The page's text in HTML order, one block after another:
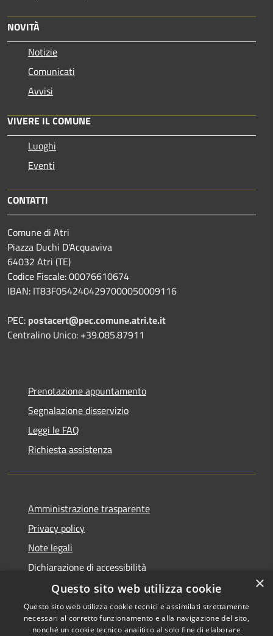
NOVITÀ
Notizie
Comunicati
Avvisi
VIVERE IL COMUNE
Luoghi
Eventi
CONTATTI
Comune di Atri
Piazza Duchi D'Acquaviva
64032 Atri (TE)
Codice Fiscale: 00076610674
IBAN: IT83F0542404297000050009116
PEC: postacert@pec.comune.atri.te.it
Centralino Unico: +39.085.87911
Prenotazione appuntamento
Segnalazione disservizio
Leggi le FAQ
Richiesta assistenza
Amministrazione trasparente
Privacy policy
Note legali
Dichiarazione di accessibilità
Copyright © 2026 • Comune di
×
Questo sito web utilizza cookie
Questo sito web utilizza cookie tecnici e assimilati strettamente
necessari al corretto funzionamento e alla navigazione del sito,
nonché un cookie tecnico analitico al solo fine di elaborare